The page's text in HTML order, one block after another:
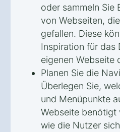
oder sammeln Sie
von Webseiten,
gefallen. Diese
Inspiration für das
eigenen Webseite
Planen Sie die
Überlegen Sie,
und Menüpunkte
Webseite benötigt
wie die Nutzer